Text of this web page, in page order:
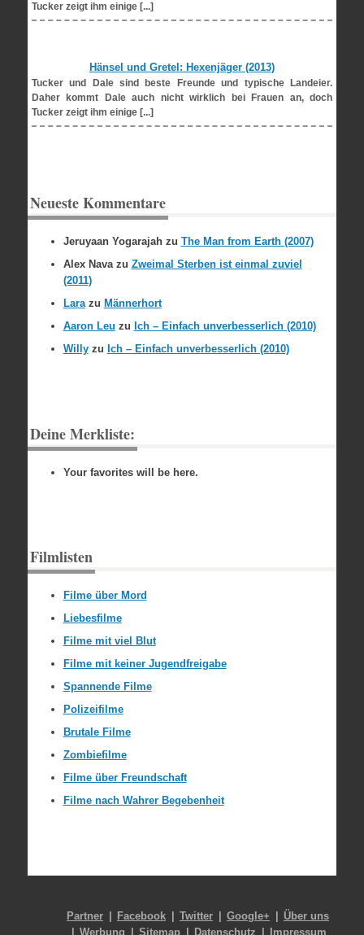
Tucker zeigt ihm einige [...]
Hänsel und Gretel: Hexenjäger (2013)
Tucker und Dale sind beste Freunde und typische Landeier.
Daher kommt Dale auch nicht wirklich bei Frauen an, doch
Tucker zeigt ihm einige [...]
Neueste Kommentare
Jeruyaan Yogarajahzu The Man from Earth (2007)
Alex Navazu Zweimal Sterben ist einmal zuviel
(2011)
Larazu Männerhort
Aaron Leu zu Ich – Einfach unverbesserlich (2010)
Willyzu Ich – Einfach unverbesserlich (2010)
Deine Merkliste:
Your favorites will be here.
Filmlisten
Filme über Mord
Liebesfilme
Filme mit viel Blut
Filme mit keiner Jugendfreigabe
Spannende Filme
Polizeifilme
Brutale Filme
Zombiefilme
Filme über Freundschaft
Filme nach Wahrer Begebenheit
Partner Facebook Twitter Google+
Über uns
Werbung
Sitemap Datenschutz Impressum